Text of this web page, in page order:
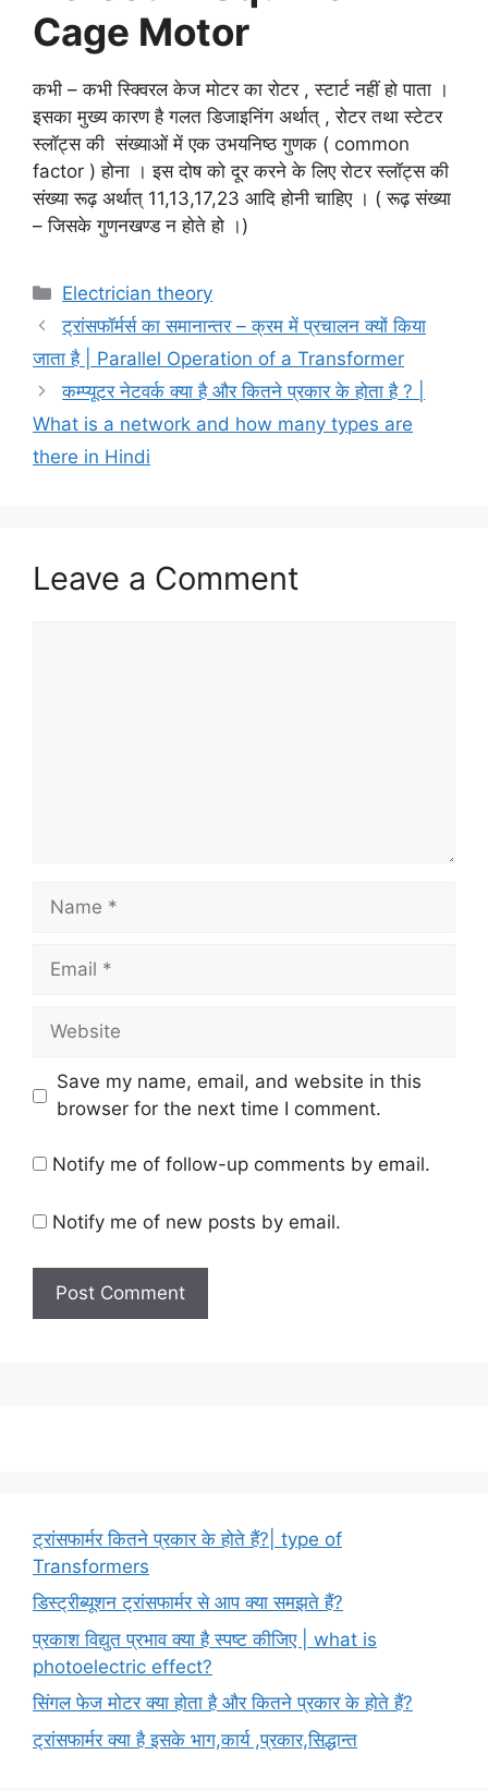
Cage Motor
कभी – कभी स्क्विरल केज मोटर का रोटर , स्टार्ट नहीं हो पाता ।
इसका मुख्य कारण है गलत डिजाइनिंग अर्थात् , रोटर तथा स्टेटर
स्लॉट्स की संख्याओं में एक उभयनिष्ठ गुणक ( common
factor ) होना । इस दोष को दूर करने के लिए रोटर स्लॉट्स की
संख्या रूढ़ अर्थात् 11,13,17,23 आदि होनी चाहिए । ( रूढ़ संख्या
– जिसके गुणनखण्ड न होते हो ।)
Categories
Electrician theory
ट्रांसफॉर्मर्स का समानान्तर – क्रम में प्रचालन क्यों किया
जाता है | Parallel Operation of a Transformer
कम्प्यूटर नेटवर्क क्या है और कितने प्रकार के होता है ? |
What is a network and how many types are
there in Hindi
Leave a Comment
Name
Email
Website
Save my name, email, and website in this
browser for the next time I comment.
Notify me of follow-up comments by email.
Notify me of new posts by email.
ट्रांसफार्मर कितने प्रकार के होते हैं?| type of
Transformers
डिस्ट्रीब्यूशन ट्रांसफार्मर से आप क्या समझते हैं?
प्रकाश विद्युत प्रभाव क्या है स्पष्ट कीजिए | what is
photoelectric effect?
सिंगल फेज मोटर क्या होता है और कितने प्रकार के होते हैं?
ट्रांसफार्मर क्या है इसके भाग,कार्य ,प्रकार,सिद्धान्त